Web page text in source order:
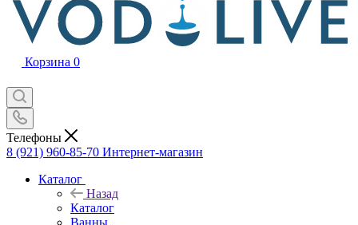
Корзина 0
Телефоны
8 (921) 960-85-70 Интернет-магазин
Каталог
Назад
Каталог
Ванны